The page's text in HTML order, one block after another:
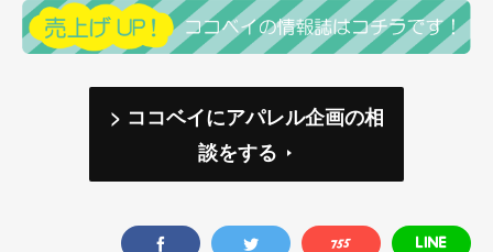
> ココベイにアパレル企画の相
談をする